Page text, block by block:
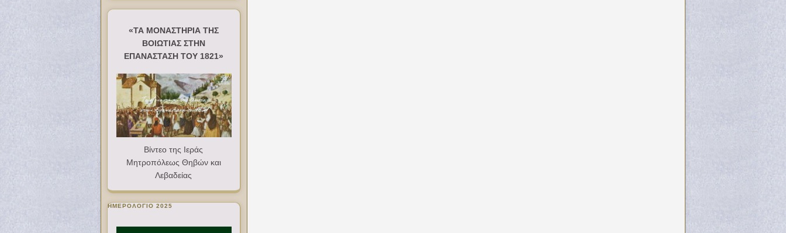
«ΤΑ ΜΟΝΑΣΤΗΡΙΑ ΤΗΣ
ΒΟΙΩΤΙΑΣ ΣΤΗΝ
ΕΠΑΝΑΣΤΑΣΗ ΤΟΥ 1821»
Βίντεο της Ιεράς
Μητροπόλεως Θηβών και
Λεβαδείας
ΗΜΕΡΟΛΟΓΙΟ 2025